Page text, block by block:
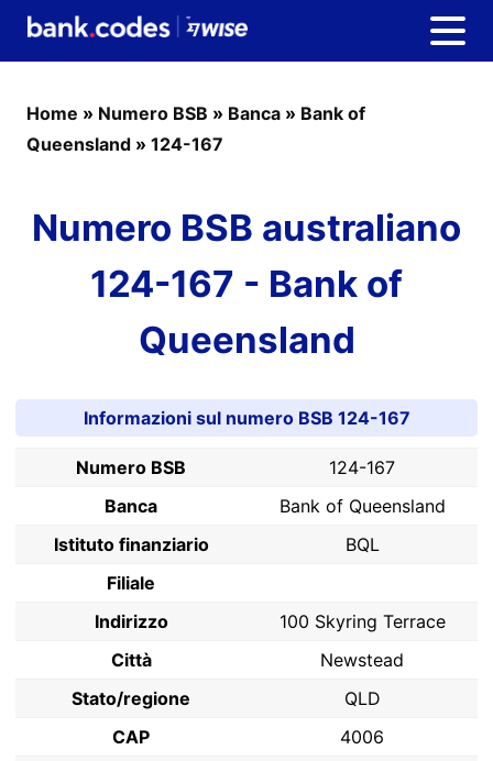
Home » Numero BSB » Banca » Bank of
Queensland » 124-167
Numero BSB australiano
124-167 - Bank of
Queensland
Informazioni sul numero BSB 124-167
Numero BSB
124-167
Banca
Bank of Queensland
Istituto finanziario
BQL
Filiale
Indirizzo
100 Skyring Terrace
Città
Newstead
Stato/regione
QLD
CAP
4006